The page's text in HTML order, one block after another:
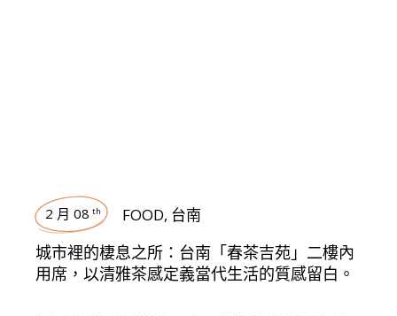
2 月 08 th FOOD, 台南
城市裡的棲息之所：台南「春茶吉苑」二樓內
用席，以清雅茶感定義當代生活的質感留白。